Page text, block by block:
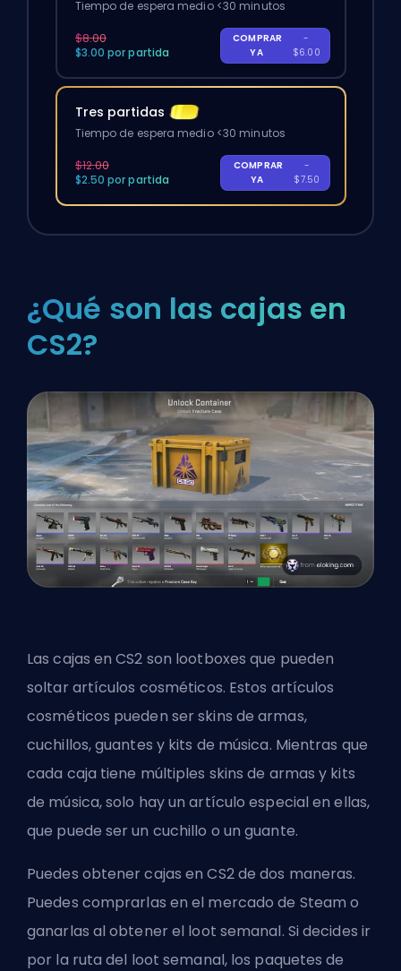
Tiempo de espera medio <30 minutos
$8.00
$3.00 por partida
COMPRAR
YA
-
$6.00
Tres partidas
Tiempo de espera medio <30 minutos
$12.00
$2.50 por partida
COMPRAR
YA
-
$7.50
¿Qué son las cajas en
CS2?
Las cajas en CS2 son lootboxes que pueden
soltar artículos cosméticos. Estos artículos
cosméticos pueden ser skins de armas,
cuchillos, guantes y kits de música. Mientras que
cada caja tiene múltiples skins de armas y kits
de música, solo hay un artículo especial en ellas,
que puede ser un cuchillo o un guante.
Puedes obtener cajas en CS2 de dos maneras.
Puedes comprarlas en el mercado de Steam o
ganarlas al obtener el loot semanal. Si decides ir
por la ruta del loot semanal, los paquetes de